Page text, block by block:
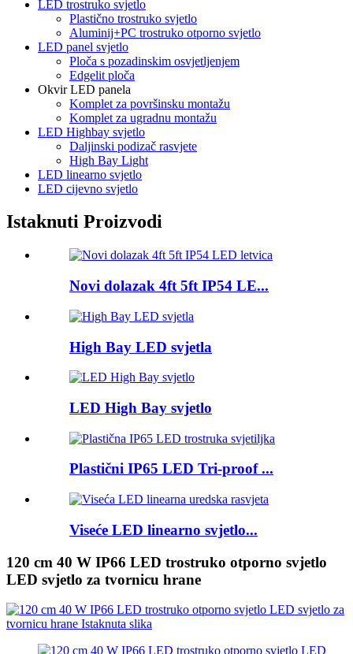
LED trostruko svjetlo
Plastično trostruko svjetlo
Aluminij+PC trostruko otporno svjetlo
LED panel svjetlo
Ploča s pozadinskim osvjetljenjem
Edgelit ploča
Okvir LED panela
Komplet za površinsku montažu
Komplet za ugradnu montažu
LED Highbay svjetlo
Daljinski podizač rasvjete
High Bay Light
LED linearno svjetlo
LED cijevno svjetlo
Istaknuti Proizvodi
Novi dolazak 4ft 5ft IP54 LE...
High Bay LED svjetla
LED High Bay svjetlo
Plastični IP65 LED Tri-proof ...
Viseće LED linearno svjetlo...
120 cm 40 W IP66 LED trostruko otporno svjetlo
LED svjetlo za tvornicu hrane